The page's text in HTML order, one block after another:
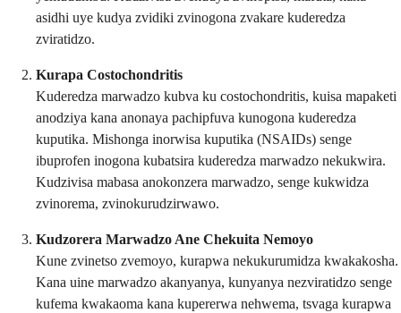
asidhi uye kudya zvidiki zvinogona zvakare kuderedza
zviratidzo.
Kurapa Costochondritis
Kuderedza marwadzo kubva ku costochondritis, kuisa mapaketi
anodziya kana anonaya pachipfuva kunogona kuderedza
kuputika. Mishonga inorwisa kuputika (NSAIDs) senge
ibuprofen inogona kubatsira kuderedza marwadzo nekukwira.
Kudzivisa mabasa anokonzera marwadzo, senge kukwidza
zvinorema, zvinokurudzirwawo.
Kudzorera Marwadzo Ane Chekuita Nemoyo
Kune zvinetso zvemoyo, kurapwa nekukurumidza kwakakosha.
Kana uine marwadzo akanyanya, kunyanya nezviratidzo senge
kufema kwakaoma kana kupererwa nehwema, tsvaga kurapwa